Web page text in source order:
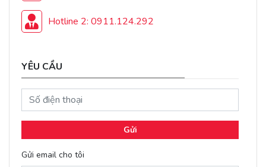
Hotline 2: 0911.124.292
YÊU CẦU
Gửi
Gửi email cho tôi